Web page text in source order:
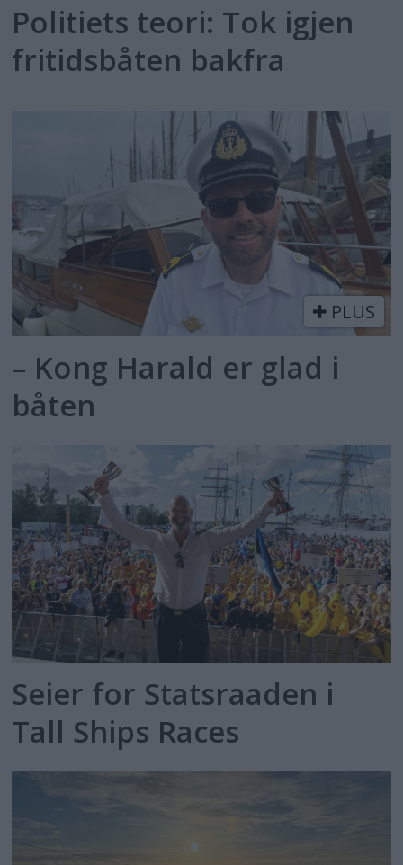
Politiets teori: Tok igjen
fritidsbåten bakfra
PLUS
– Kong Harald er glad i
båten
Seier for Statsraaden i
Tall Ships Races